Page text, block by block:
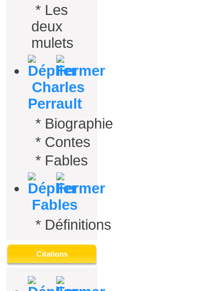
* Les
deux
mulets
Charles
Perrault
* Biographie
* Contes
* Fables
Fables
* Définitions
Citations